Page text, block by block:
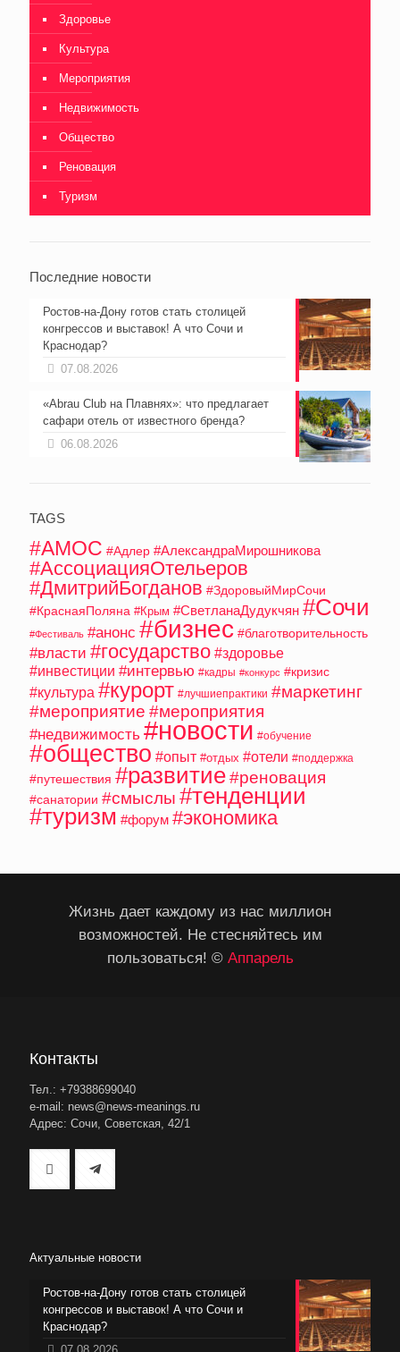
Здоровье
Культура
Мероприятия
Недвижимость
Общество
Реновация
Туризм
Последние новости
Ростов-на-Дону готов стать столицей
конгрессов и выставок! А что Сочи и
Краснодар?
07.08.2026
«Abrau Club на Плавнях»: что предлагает
сафари отель от известного бренда?
06.08.2026
TAGS
#АМОС #Адлер #АлександраМирошникова
#АссоциацияОтельеров
#ДмитрийБогданов #ЗдоровыйМирСочи
#КраснаяПоляна #Крым #СветланаДудукчян #Сочи
#Фестиваль #анонс #бизнес #благотворительность
#власти #государство #здоровье
#инвестиции #интервью #кадры #конкурс #кризис
#культура #курорт #лучшиепрактики #маркетинг
#мероприятие #мероприятия
#недвижимость #новости #обучение
#общество #опыт #отдых #отели #поддержка
#путешествия #развитие#реновация
#санатории #смыслы #тенденции
#туризм #форум #экономика
Жизнь дает каждому из нас миллион
возможностей. Не стесняйтесь им
пользоваться! © Аппарель
Контакты
Тел.: +79388699040
e-mail: news@news-meanings.ru
Адрес: Сочи, Советская, 42/1
Актуальные новости
Ростов-на-Дону готов стать столицей
конгрессов и выставок! А что Сочи и
Краснодар?